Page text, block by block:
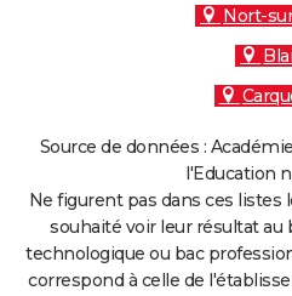
Nort-
Source de données :
l'Education
Ne figurent pas dans ces
souhaité voir leur résultat au
technologique ou bac
correspond à celle de